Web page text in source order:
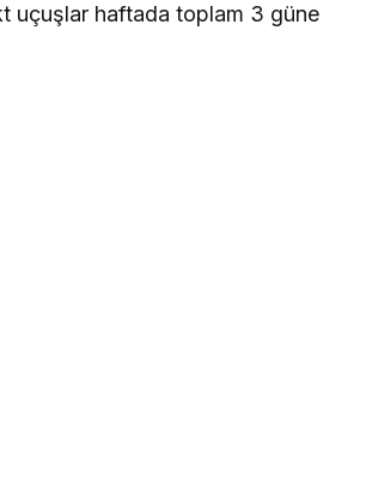
uçuşlar haftada toplam 3 güne